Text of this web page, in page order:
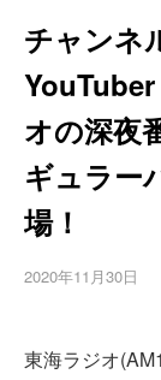
チャンネ
オの深夜
ギュラー
場！
2020年11月30日
東海ラジオ